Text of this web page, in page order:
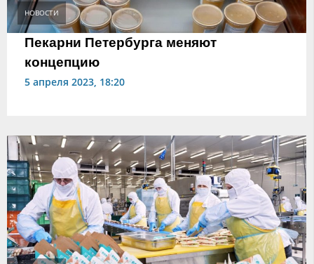
НОВОСТИ
Пекарни Петербурга меняют
концепцию
5 апреля 2023, 18:20